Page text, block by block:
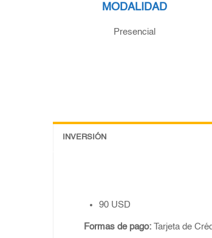
MODALIDAD
Presencial
INVERSIÓN
90 USD
Formas de pago: Tarjeta de